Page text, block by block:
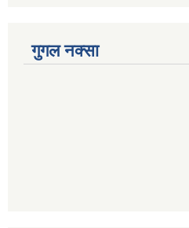
गुगल नक्सा